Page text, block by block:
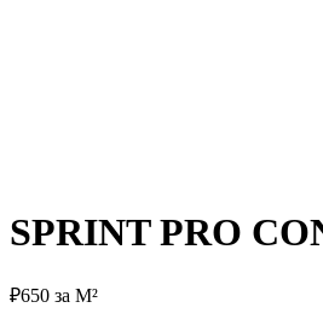
SPRINT PRO
₽650 за М²